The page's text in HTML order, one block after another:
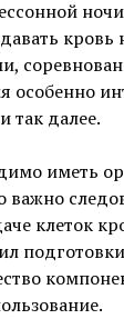
кровь
особенно
так далее.
иметь
важно
клеток